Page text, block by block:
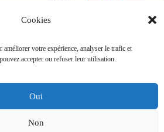
Cookies
votre expérience, analyser le trafic et
accepter ou refuser leur utilisation.
Oui
Non
Inscris-
toi
confidentialité.